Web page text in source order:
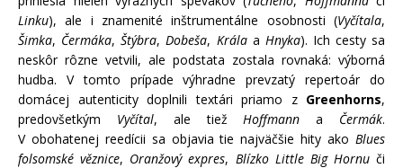
Linku), ale i znamenité inštrumentálne osobnosti (Vyčítala,
Šimka, Čermáka,Štýbra, Dobeša, Králaa Hnyka). Ich cesty sa
neskôr rôzne vetvili, ale podstata zostala rovnaká: výborná
hudba. V tomto prípade výhradne prevzatý repertoár do
domácej autenticity doplnili textári priamo z Greenhorns,
predovšetkým Vyčítal, ale tiež Hoffmann a Čermák.
V obohatenej reedícii sa objavia tie najväčšie hity ako Blues
folsomské věznice, Oranžový expres, Blízko Little Big Hornuči